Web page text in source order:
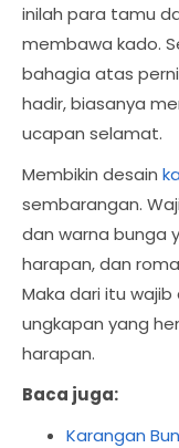
inilah para tamu
membawa kado.
bahagia atas
hadir, biasanya
ucapan selamat.
Membikin desain
sembarangan.
dan warna bunga
harapan, dan
Maka dari itu
ungkapan yang
harapan.
Baca juga:
Karangan